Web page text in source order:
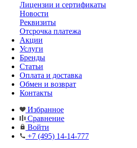
Лицензии и сертификаты
Новости
Реквизиты
Отсрочка платежа
Акции
Услуги
Бренды
Статьи
Оплата и доставка
Обмен и возврат
Контакты
Избранное
Сравнение
Войти
+7 (495) 14-14-777